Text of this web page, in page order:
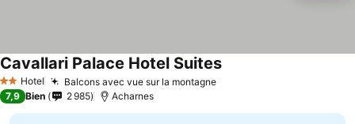
2 Étoiles
Hotel Balcons avec vue sur la montagne
Cavallari Palace Hotel Suites
7,9 Bien 2 985 Acharnes